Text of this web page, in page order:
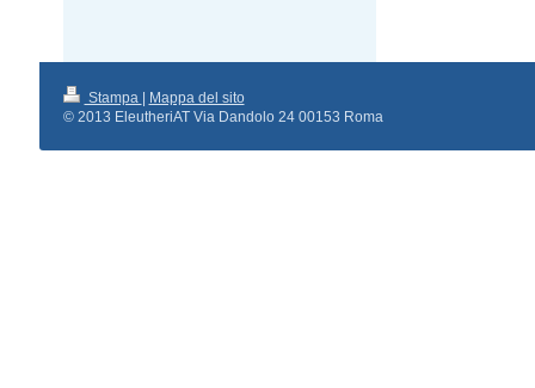
Stampa
Mappa del sito
© 2013 EleutheriAT Via Dandolo 24 00153 Roma